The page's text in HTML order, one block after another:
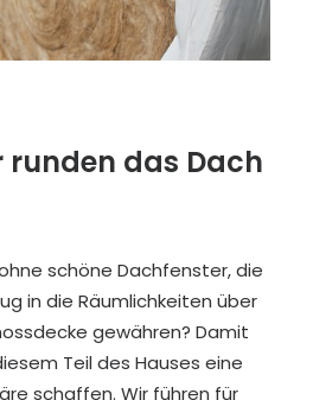
runden das Dach
schöne Dachfenster, die
in die Räumlichkeiten über
gewähren? Damit
Teil des Hauses eine
schaffen. Wir führen für